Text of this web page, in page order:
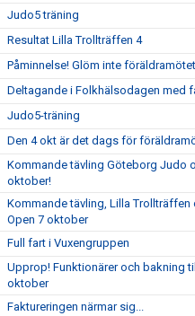
Judo5 träning
Resultat Lilla Trollträffen 4
Påminnelse! Glöm inte
Deltagande i Folkhälsodagen med
Judo5-träning
Den 4 okt är det dags för
Kommande tävling Göteborg Judo
oktober!
Kommande tävling, Lilla Trollträffen
Open 7 oktober
Full fart i Vuxengruppen
Upprop! Funktionärer och bakning
oktober
Faktureringen närmar sig...